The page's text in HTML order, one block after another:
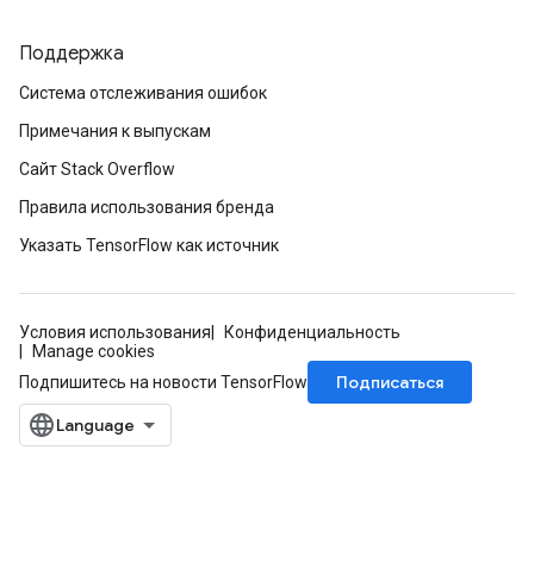
Поддержка
Система отслеживания ошибок
Примечания к выпускам
Сайт Stack Overflow
Правила использования бренда
Указать TensorFlow как источник
Условия использования
Конфиденциальность
Manage cookies
Подпишитесь на новости TensorFlow
Подписаться